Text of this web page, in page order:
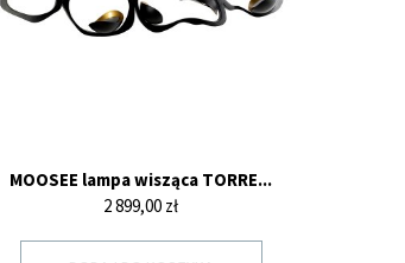
MOOSEE lampa wisząca TORRE...
Cena
2 899,00 zł